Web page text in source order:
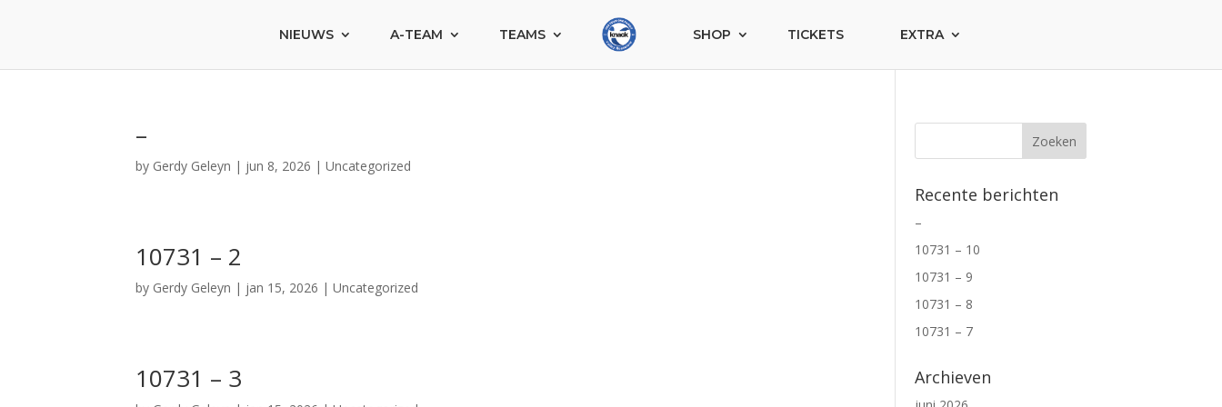
NIEUWS A-TEAM TEAMS SHOP TICKETS EXTRA
–
by Gerdy Geleyn | jun 8, 2026 |Uncategorized
10731 – 2
by Gerdy Geleyn | jan 15, 2026 |Uncategorized
10731 – 3
Recente berichten
–
10731 – 10
10731 – 9
10731 – 8
10731 – 7
Archieven